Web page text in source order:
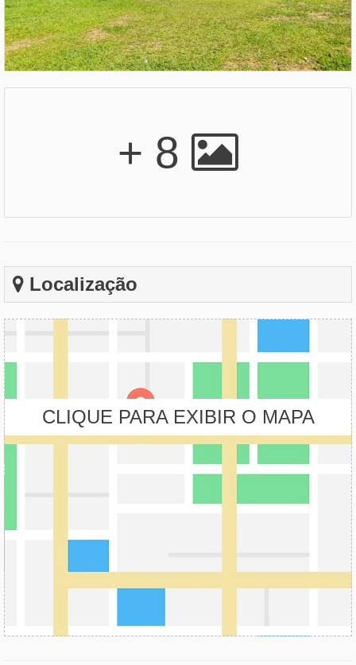
+ 8
Localização
CLIQUE PARA EXIBIR O MAPA